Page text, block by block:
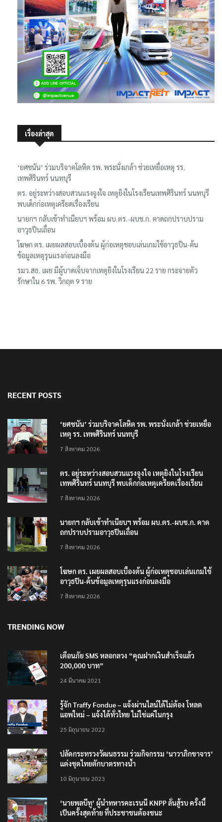
เรื่องล่าสุด
‘ยศชนัน’ ร่วมบริจาคโลหิต รพ. พระนั่งเกล้า ช่วยเหยื่อเหตุ รร.
เทพศิรินทร์ นนทบุรี
ตร. อยู่ระหว่างสอบสวนแรงจูงใจ เหตุยิงในโรงเรียนเทพศิรินทร์ นนทบุรี
พบเด็กก่อเหตุเครียดเรื่องเรียน
นายกฯ กลับเข้าทำเนียบฯ พร้อม ผบ.ตร.-ผบช.ก. คาดถกปราบปราม
อาวุธปืนเถื่อน
โฆษก ตร. เผยผลสอบเบื้องต้น ผู้ก่อเหตุชอบเล่นเกมใช้อาวุธปืน-ค้น
ข้อมูลเหตุรุนแรงก่อนลงมือ
รมว.สธ. เผย มีผู้บาดเจ็บจากเหตุยิงในโรงเรียน 22 ราย กระจายตัว
รักษาใน 6 รพ. วิกฤต 9 ราย
RECENT POSTS
‘ยศชนัน’ ร่วมบริจาคโลหิต รพ. พระนั่งเกล้า ช่วยเหยื่อ
เหตุ รร. เทพศิรินทร์ นนทบุรี
7 สิงหาคม 2026
ตร. อยู่ระหว่างสอบสวนแรงจูงใจ เหตุยิงในโรงเรียน
เทพศิรินทร์ นนทบุรี พบเด็กก่อเหตุเครียดเรื่องเรียน
7 สิงหาคม 2026
นายกฯ กลับเข้าทำเนียบฯ พร้อม ผบ.ตร.-ผบช.ก. คาด
ถกปราบปรามอาวุธปืนเถื่อน
7 สิงหาคม 2026
โฆษก ตร. เผยผลสอบเบื้องต้น ผู้ก่อเหตุชอบเล่นเกมใช้
อาวุธปืน-ค้นข้อมูลเหตุรุนแรงก่อนลงมือ
7 สิงหาคม 2026
TRENDING NOW
เตือนภัย SMS หลอกลวง “คุณฝากเงินสำเร็จแล้ว
200,000 บาท”
24 มีนาคม 2021
รู้จัก Traffy Fondue – แจ้งผ่านไลน์ได้ไม่ต้อง โหลด
แอพใหม่ – แจ้งได้ทั่วไทย ไม่ใช่แค่ในกรุง
25 มิถุนายน 2022
ปลัดกระทรวงวัฒนธรรม ร่วมกิจกรรม ‘นาวาภิกขาจาร’
แต่งชุดไทยตักบาตรทางน้ำ
10 มิถุนายน 2023
‘นายพลบีทู’ ผู้นำทหารคะเรนนี KNPP ลั่นสู้รบ ครั้งนี้
เป็นครั้งสุดท้าย ที่ประชาชนต้องชนะ